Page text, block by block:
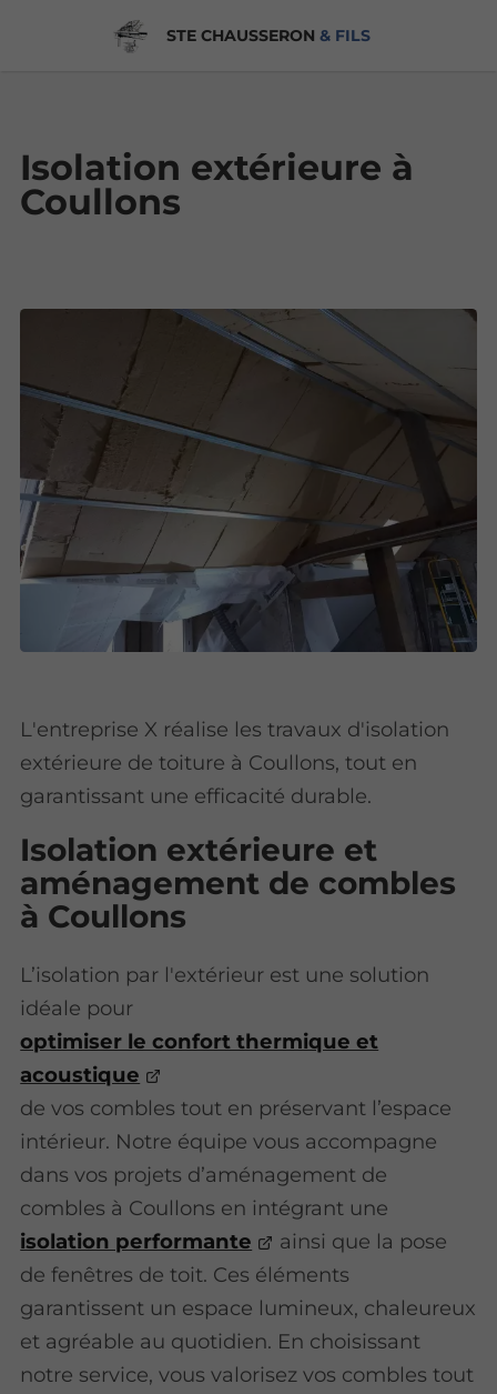
STE CHAUSSERON & FILS
Isolation extérieure à
Coullons
L'entreprise X réalise les travaux d'isolation
extérieure de toiture à Coullons, tout en
garantissant une efficacité durable.
Isolation extérieure et
aménagement de combles
à Coullons
L’isolation par l'extérieur est une solution
idéale pour
optimiser le confort thermique et
acoustique
de vos combles tout en préservant l’espace
intérieur. Notre équipe vous accompagne
dans vos projets d’aménagement de
combles à Coullons en intégrant une
isolation performante
ainsi que la pose
de fenêtres de toit. Ces éléments
garantissent un espace lumineux, chaleureux
et agréable au quotidien. En choisissant
notre service, vous valorisez vos combles tout